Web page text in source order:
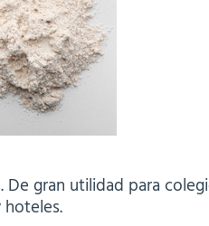
gran utilidad para